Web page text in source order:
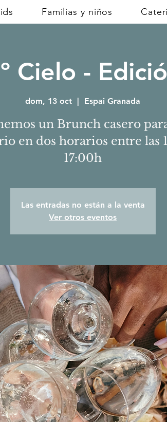
Familias y niños
Cielo -
dom, 13 oct Espai Granada
un Brunch casero
en dos horarios entre las
17:00h
Las entradas no están a la venta
Ver otros eventos